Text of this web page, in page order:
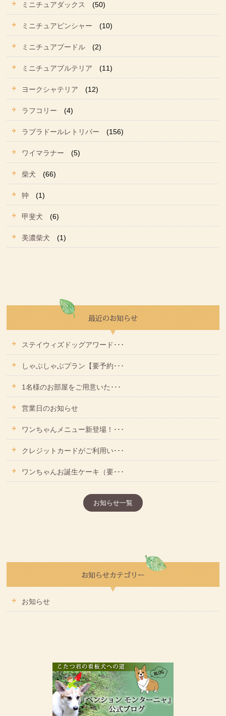
ミニチュアダックス (50)
ミニチュアピンシャー (10)
ミニチュアプードル (2)
ミニチュアブルテリア (11)
ヨークシャテリア (12)
ラフコリー (4)
ラブラドールレトリバー (156)
ワイマラナー (5)
柴犬 (66)
狆 (1)
甲斐犬 (6)
美濃柴犬 (1)
ステイウィズドッグアワード･･･
しゃぶしゃぶプラン【要予約･･･
1名様のお部屋をご用意いた･･･
営業日のお知らせ
ワンちゃんメニュー新登場！･･･
クレジットカードがご利用い･･･
ワンちゃんお誕生ケーキ（要･･･
お知らせ一覧
お知らせ